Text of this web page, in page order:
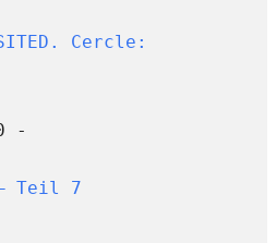
Cercle:
-
Teil 7